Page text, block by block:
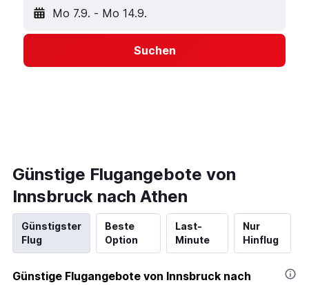
Mo 7.9. - Mo 14.9.
Suchen
Günstige Flugangebote von
Innsbruck nach Athen
Günstigster
Flug
Beste
Option
Last-
Minute
Nur
Hinflug
Günstige Flugangebote von Innsbruck nach